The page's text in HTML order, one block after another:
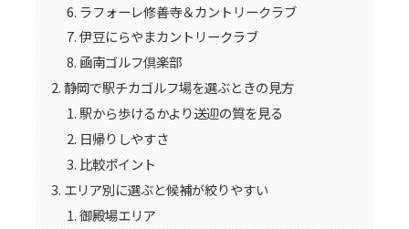
ラフォーレ修善寺＆カントリークラブ
伊豆にらやまカントリークラブ
凾南ゴルフ倶楽部
静岡で駅チカゴルフ場を選ぶときの見方
駅から歩けるかより送迎の質を見る
日帰りしやすさ
比較ポイント
エリア別に選ぶと候補が絞りやすい
御殿場エリア